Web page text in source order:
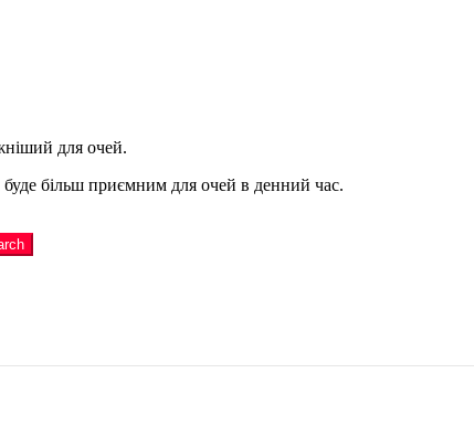
для очей.
більш приємним для очей в денний час.